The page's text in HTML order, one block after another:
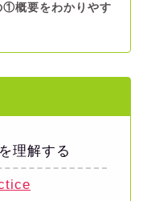
①概要をわかりやす
理解する